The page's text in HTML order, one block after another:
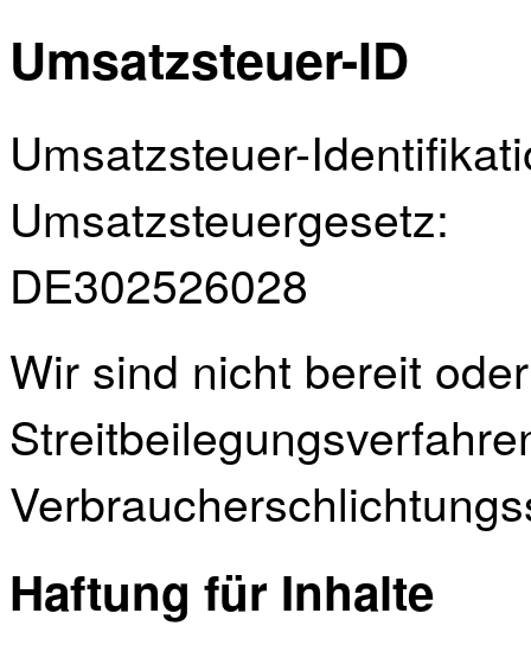
Umsatzsteuer-ID
Umsatzsteuer-
Umsatzsteuergesetz:
DE302526028
Wir sind nicht bereit
Haftung für Inhalte